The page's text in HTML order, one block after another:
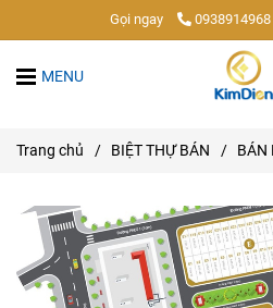
Gọi ngay 0938914968
MENU
Trang chủ / BIỆT THỰ BÁN / BÁN